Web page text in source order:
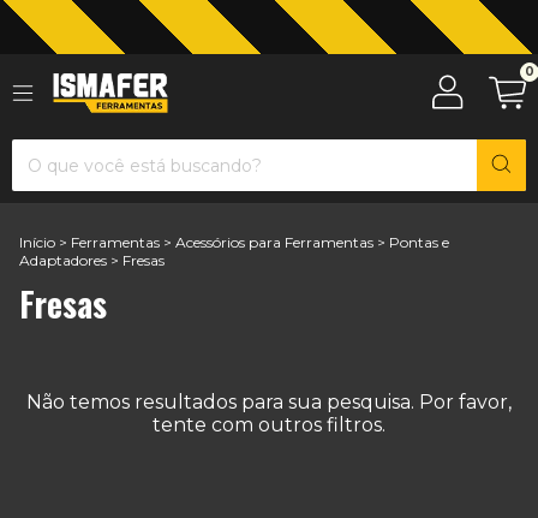
Jardinagem com The Black Tools 0
Início > Ferramentas > Acessórios para Ferramentas > Pontas e
Adaptadores > Fresas
Fresas
Não temos resultados para sua pesquisa. Por favor,
tente com outros filtros.